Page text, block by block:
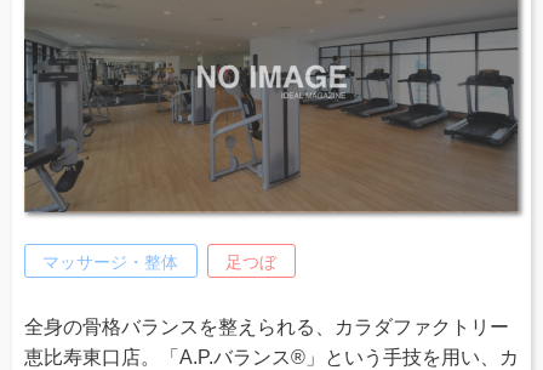
マッサージ・整体 足つぼ
全身の骨格バランスを整えられる、カラダファクトリー
恵比寿東口店。「A.P.バランス®」という手技を用い、カ